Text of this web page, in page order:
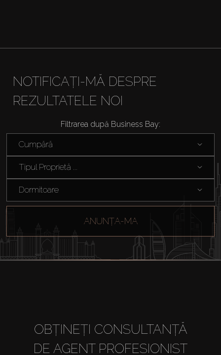
Închiriați
NOTIFICAȚI-MĂ DESPRE
REZULTATELE NOI
Filtrarea după Business Bay:
Cumpără
Tipul Proprietă ...
Dormitoare
ANUNȚA-MA
OBȚINEȚI CONSULTANȚĂ
DE AGENT PROFESIONIST